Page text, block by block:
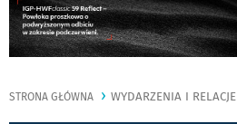
STRONA GŁÓWNA WYDARZENIA I RELACJE